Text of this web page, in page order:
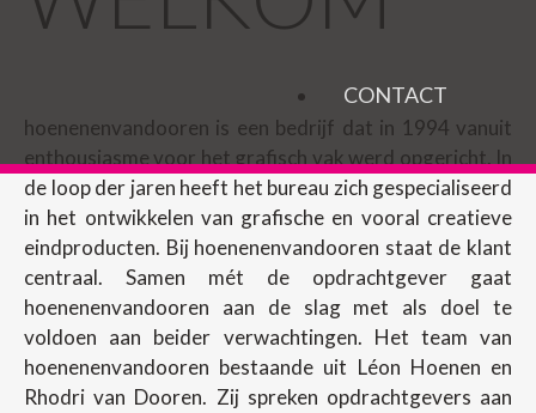
CONTACT
hoenenenvandooren is een bedrijf dat in 1994 vanuit
enthousiasme voor het grafisch vak werd opgericht. In
de loop der jaren heeft het bureau zich gespecialiseerd
in het ontwikkelen van grafische en vooral creatieve
eindproducten. Bij hoenenenvandooren staat de klant
centraal. Samen mét de opdrachtgever gaat
hoenenenvandooren aan de slag met als doel te
voldoen aan beider verwachtingen. Het team van
hoenenenvandooren bestaande uit Léon Hoenen en
Rhodri van Dooren. Zij spreken opdrachtgevers aan